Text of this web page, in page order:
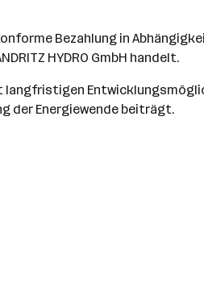
Bezahlung in
HYDRO GmbH handelt.
der Energiewende beiträgt.